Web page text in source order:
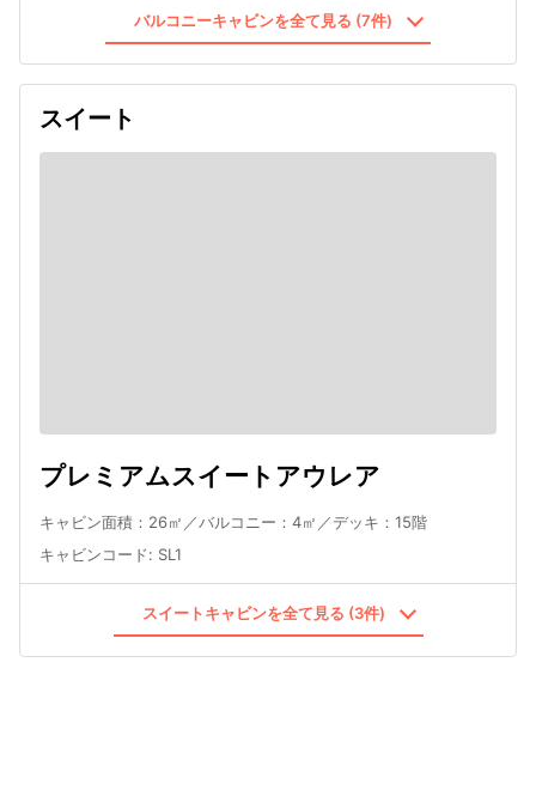
バルコニーキャビンを全て見る (7件)
スイート
プレミアムスイートアウレア
キャビン面積：26㎡／バルコニー：4㎡／デッキ：15階
キャビンコード: SL1
スイートキャビンを全て見る (3件)